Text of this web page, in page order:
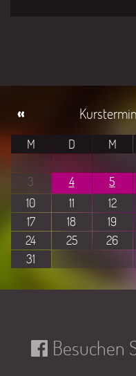
«
M D M
3
4 5
10
11 12
17
18 19
24
25 26
31
Besuchen